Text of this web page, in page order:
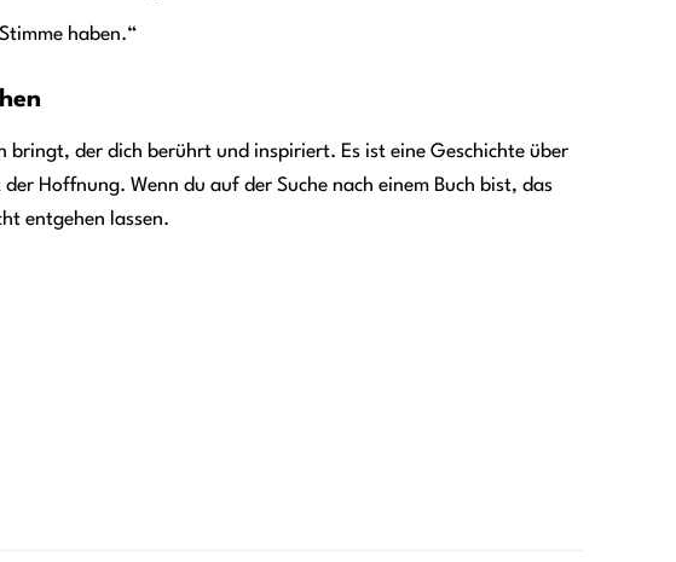
haben.“
bringt, der dich berührt und inspiriert. Es ist eine Geschichte über
Hoffnung. Wenn du auf der Suche nach einem Buch bist, das
entgehen lassen.